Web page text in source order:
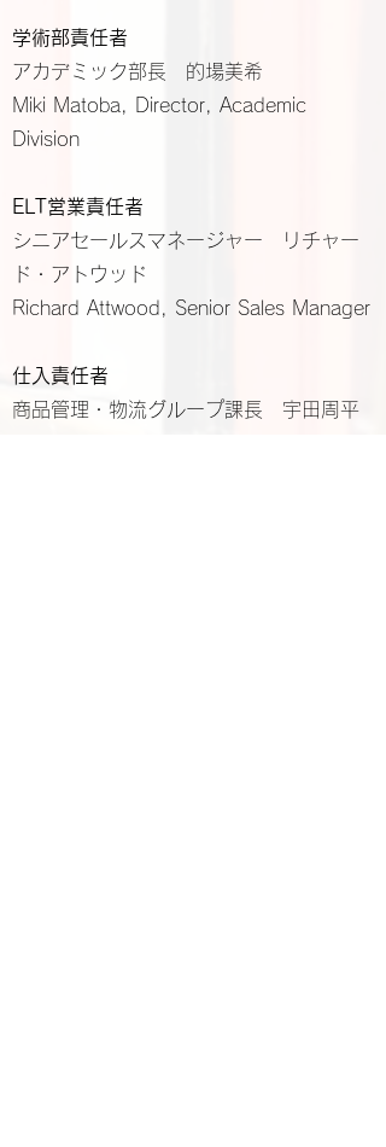
学術部責任者
アカデミック部長 的場美希
Miki Matoba, Director, Academic
Division
ELT営業責任者
シニアセールスマネージャー リチャー
ド・アトウッド
Richard Attwood, Senior Sales Manager
仕入責任者
商品管理・物流グループ課長 宇田周平